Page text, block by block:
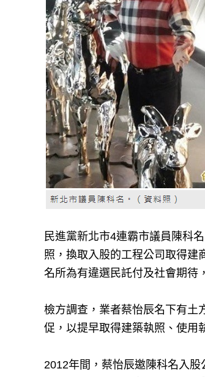
民進黨新北市4連霸市議員陳科
照，換取入股的工程公司取得建
名所為有違選民託付及社會期待
檢方調查，業者蔡怡辰名下有土
促，以提早取得建築執照、使用
2012年間，蔡怡辰邀陳科名入